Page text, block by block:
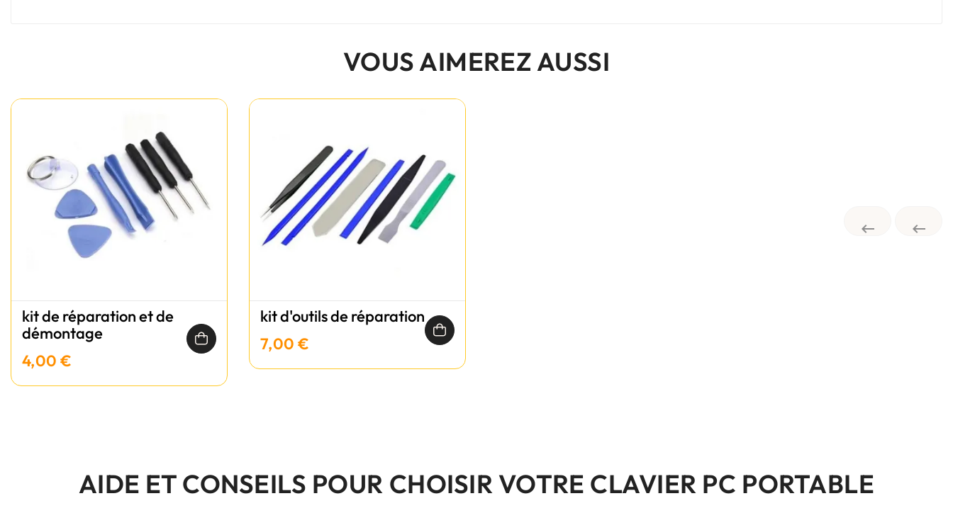
VOUS AIMEREZ AUSSI
 
kit de réparation et de
démontage
4,00 €
kit d'outils de réparation
7,00 €
AIDE ET CONSEILS POUR CHOISIR VOTRE CLAVIER PC PORTABLE